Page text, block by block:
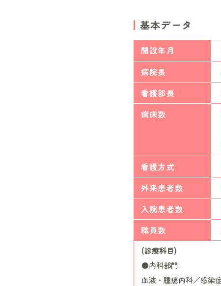
基本データ
開設年月
病院長
看護部長
病床数
看護方式
外来患者数
入院患者数
職員数
(診療科目)
●内科部門
血液・腫瘍内科／感染